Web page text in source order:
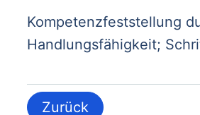
Kompetenzfeststellung
Handlungsfähigkeit;
Zurück